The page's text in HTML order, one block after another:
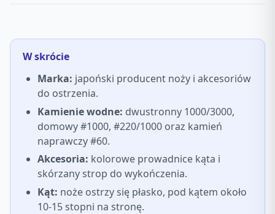
W skrócie
Marka: japoński producent noży i akcesoriów
do ostrzenia.
Kamienie wodne: dwustronny 1000/3000,
domowy #1000, #220/1000 oraz kamień
naprawczy #60.
Akcesoria: kolorowe prowadnice kąta i
skórzany strop do wykończenia.
Kąt: noże ostrzy się płasko, pod kątem około
10-15 stopni na stronę.